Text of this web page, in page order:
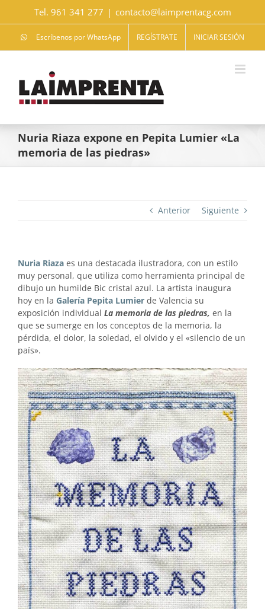
Tel. 961 341 277 | contacto@laimprentacg.com
Escríbenos por WhatsApp REGÍSTRATE INICIAR SESIÓN
Nuria Riaza expone en Pepita Lumier «La
memoria de las piedras»
Anterior Siguiente
Nuria Riaza es una destacada ilustradora, con un estilo
muy personal, que utiliza como herramienta principal de
dibujo un humilde Bic cristal azul. La artista inaugura
hoy en la Galería Pepita Lumier de Valencia su
exposición individual La memoria de las piedras, en la
que se sumerge en los conceptos de la memoria, la
pérdida, el dolor, la soledad, el olvido y el «silencio de un
país».